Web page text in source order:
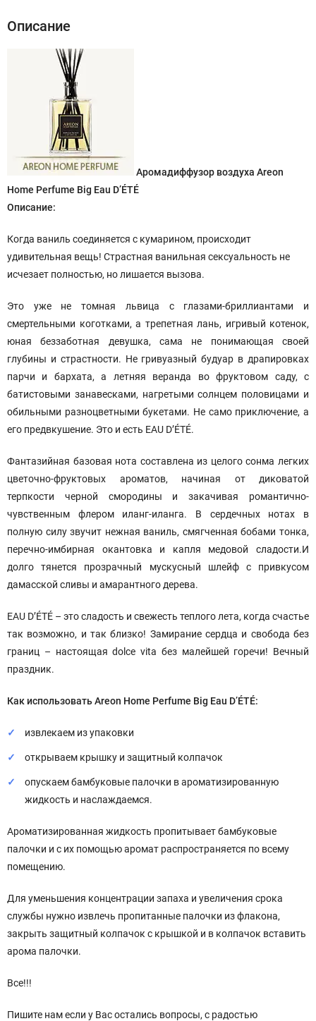
Описание
Аромадиффузор воздуха Areon
Home Perfume Big Eau D’ÉTÉ
Описание:
Когда ваниль соединяется с кумарином, происходит
удивительная вещь! Страстная ванильная сексуальность не
исчезает полностью, но лишается вызова.
Это уже не томная львица с глазами-бриллиантами и
смертельными коготками, а трепетная лань, игривый котенок,
юная беззаботная девушка, сама не понимающая своей
глубины и страстности. Не гривуазный будуар в драпировках
парчи и бархата, а летняя веранда во фруктовом саду, с
батистовыми занавесками, нагретыми солнцем половицами и
обильными разноцветными букетами. Не само приключение, а
его предвкушение. Это и есть EAU D’ÉTÉ.
Фантазийная базовая нота составлена из целого сонма легких
цветочно-фруктовых ароматов, начиная от диковатой
терпкости черной смородины и закачивая романтично-
чувственным флером иланг-иланга. В сердечных нотах в
полную силу звучит нежная ваниль, смягченная бобами тонка,
перечно-имбирная окантовка и капля медовой сладости.И
долго тянется прозрачный мускусный шлейф с привкусом
дамасской сливы и амарантного дерева.
EAU D’ÉTÉ – это сладость и свежесть теплого лета, когда счастье
так возможно, и так близко! Замирание сердца и свобода без
границ – настоящая dolce vita без малейшей горечи! Вечный
праздник.
Как использовать Areon Home Perfume Big Eau D’ÉTÉ:
извлекаем из упаковки
открываем крышку и защитный колпачок
опускаем бамбуковые палочки в ароматизированную
жидкость и наслаждаемся.
Ароматизированная жидкость пропитывает бамбуковые
палочки и с их помощью аромат распространяется по всему
помещению.
Для уменьшения концентрации запаха и увеличения срока
службы нужно извлечь пропитанные палочки из флакона,
закрыть защитный колпачок с крышкой и в колпачок вставить
арома палочки.
Все!!!
Пишите нам если у Вас остались вопросы, с радостью